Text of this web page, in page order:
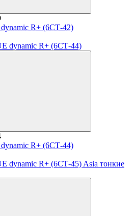
R+ (6СТ-42)
R+ (6СТ-44)